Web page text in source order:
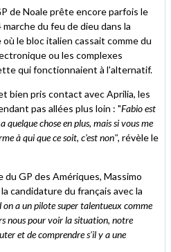
de Noale prête encore parfois le
du feu de dieu dans la
le bloc italien cassait comme du
ou les complexes
qui fonctionnaient à l'alternatif.
bien pris contact avec Aprilia, les
pas allées plus loin : "Fabio est
quelque chose en plus, mais si vous me
à qui que ce soit, c'est non", révèle le
du GP des Amériques, Massimo
candidature du français avec la
on a un pilote super talentueux comme
nous pour voir la situation, notre
et de comprendre s'il y a une